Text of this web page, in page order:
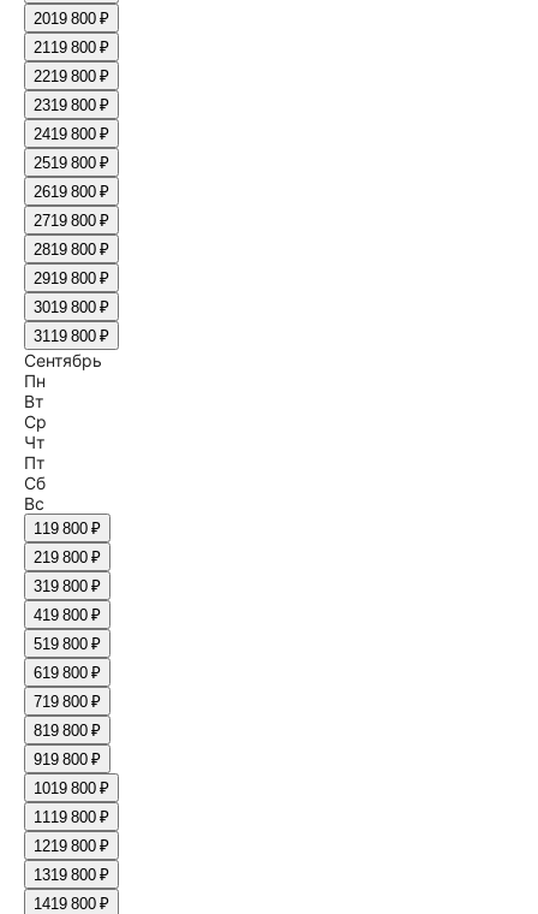
2019 800 ₽
2119 800 ₽
2219 800 ₽
2319 800 ₽
2419 800 ₽
2519 800 ₽
2619 800 ₽
2719 800 ₽
2819 800 ₽
2919 800 ₽
3019 800 ₽
3119 800 ₽
Сентябрь
Пн
Вт
Ср
Чт
Пт
Сб
Вс
119 800 ₽
219 800 ₽
319 800 ₽
419 800 ₽
519 800 ₽
619 800 ₽
719 800 ₽
819 800 ₽
919 800 ₽
1019 800 ₽
1119 800 ₽
1219 800 ₽
1319 800 ₽
1419 800 ₽